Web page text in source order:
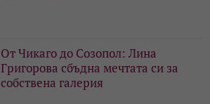
От Чикаго до Созопол: Лина
Григорова сбъдна мечтата си за
собствена галерия